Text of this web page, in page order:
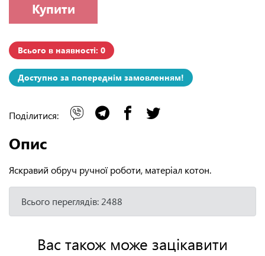
Купити
Всього в наявності: 0
Доступно за попереднім замовленням!
Поділитися:
Опис
Яскравий обруч ручної роботи, матеріал котон.
Всього переглядів: 2488
Вас також може зацікавити